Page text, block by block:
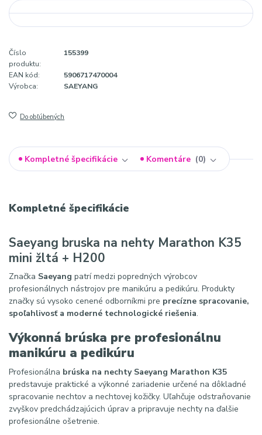
Číslo
produktu:
155399
EAN kód:
5906717470004
Výrobca:
SAEYANG
Do obľúbených
Kompletné špecifikácie Komentáre 0
Kompletné špecifikácie
Saeyang bruska na nehty Marathon K35
mini žltá + H200
Značka Saeyang patrí medzi popredných výrobcov
profesionálnych nástrojov pre manikúru a pedikúru. Produkty
značky sú vysoko cenené odborníkmi pre precízne spracovanie,
spoľahlivosť a moderné technologické riešenia.
Výkonná brúska pre profesionálnu
manikúru a pedikúru
Profesionálna brúska na nechty Saeyang Marathon K35
predstavuje praktické a výkonné zariadenie určené na dôkladné
spracovanie nechtov a nechtovej kožičky. Uľahčuje odstraňovanie
zvyškov predchádzajúcich úprav a pripravuje nechty na ďalšie
profesionálne ošetrenie.